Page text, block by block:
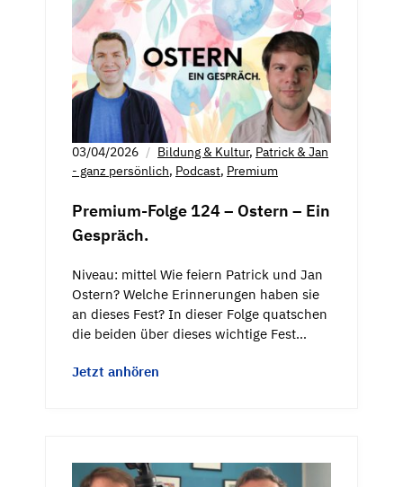
03/04/2026 Bildung & Kultur, Patrick & Jan
- ganz persönlich, Podcast, Premium
Premium-Folge 124 – Ostern – Ein
Gespräch.
Niveau: mittel Wie feiern Patrick und Jan
Ostern? Welche Erinnerungen haben sie
an dieses Fest? In dieser Folge quatschen
die beiden über dieses wichtige Fest…
Jetzt anhören